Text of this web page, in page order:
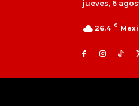
jueves, 6
26.4 C